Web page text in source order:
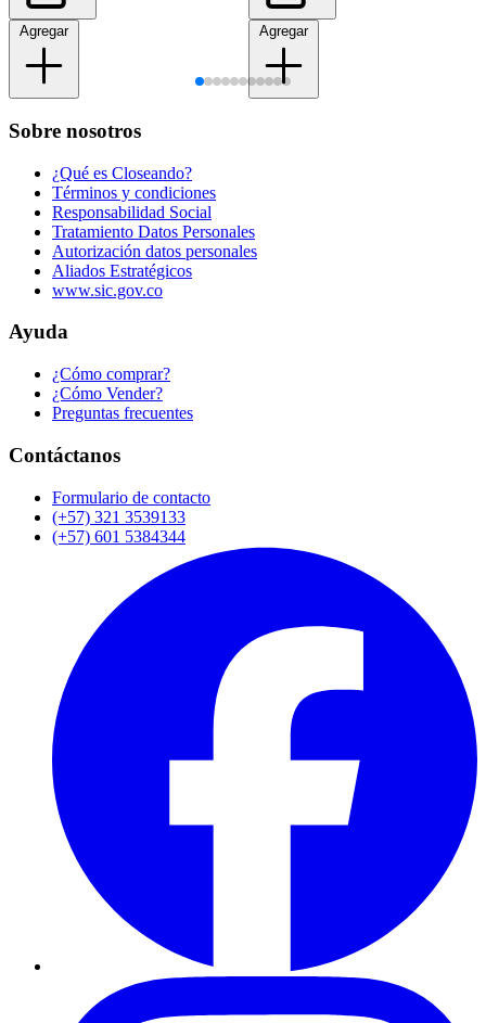
Agregar Agregar
Sobre nosotros
¿Qué es Closeando?
Términos y condiciones
Responsabilidad Social
Tratamiento Datos Personales
Autorización datos personales
Aliados Estratégicos
www.sic.gov.co
Ayuda
¿Cómo comprar?
¿Cómo Vender?
Preguntas frecuentes
Contáctanos
Formulario de contacto
(+57) 321 3539133
(+57) 601 5384344